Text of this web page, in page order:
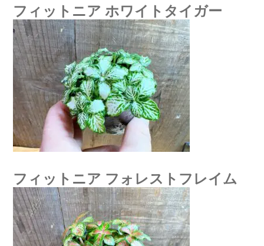
フィットニア ホワイトタイガー
フィットニア フォレストフレイム